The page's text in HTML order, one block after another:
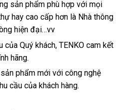
sản phẩm phù hợp với mọi
hay cao cấp hơn là Nhà thông
hiện đại…vv
Quý khách, TENKO cam kết
hãng.
phẩm mới với công nghệ
cầu của khách hàng.